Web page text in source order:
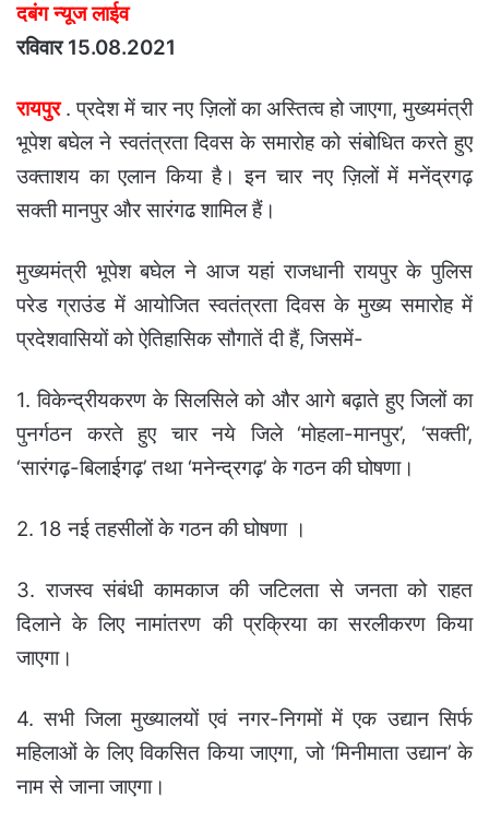
दबंग न्यूज लाईव
रविवार 15.08.2021
रायपुर. प्रदेश में चार नए ज़िलों का अस्तित्व हो जाएगा, मुख्यमंत्री
भूपेश बघेल ने स्वतंत्रता दिवस के समारोह को संबोधित करते हुए
उक्ताशय का एलान किया है। इन चार नए ज़िलों में मनेंद्रगढ़
सक्ती मानपुर और सारंगढ शामिल हैं।
मुख्यमंत्री भूपेश बघेल ने आज यहां राजधानी रायपुर के पुलिस
परेड ग्राउंड में आयोजित स्वतंत्रता दिवस के मुख्य समारोह में
प्रदेशवासियों को ऐतिहासिक सौगातें दी हैं, जिसमें-
1. विकेन्द्रीयकरण के सिलसिले को और आगे बढ़ाते हुए जिलों का
पुनर्गठन करते हुए चार नये जिले ‘मोहला-मानपुर’, ‘सक्ती’,
‘सारंगढ़-बिलाईगढ़’ तथा ‘मनेन्द्रगढ़’ के गठन की घोषणा।
2. 18 नई तहसीलों के गठन की घोषणा ।
3. राजस्व संबंधी कामकाज की जटिलता से जनता को राहत
दिलाने के लिए नामांतरण की प्रक्रिया का सरलीकरण किया
जाएगा।
4. सभी जिला मुख्यालयों एवं नगर-निगमों में एक उद्यान सिर्फ
महिलाओं के लिए विकसित किया जाएगा, जो ‘मिनीमाता उद्यान’ के
नाम से जाना जाएगा।